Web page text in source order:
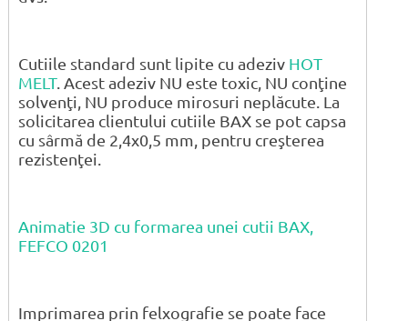
Cutiile standard sunt lipite cu adeziv HOT
MELT. Acest adeziv NU este toxic, NU conţine
solvenţi, NU produce mirosuri neplăcute. La
solicitarea clientului cutiile BAX se pot capsa
cu sârmă de 2,4x0,5 mm, pentru creşterea
rezistenţei.
Animatie 3D cu formarea unei cutii BAX,
FEFCO 0201
Imprimarea prin felxografie se poate face